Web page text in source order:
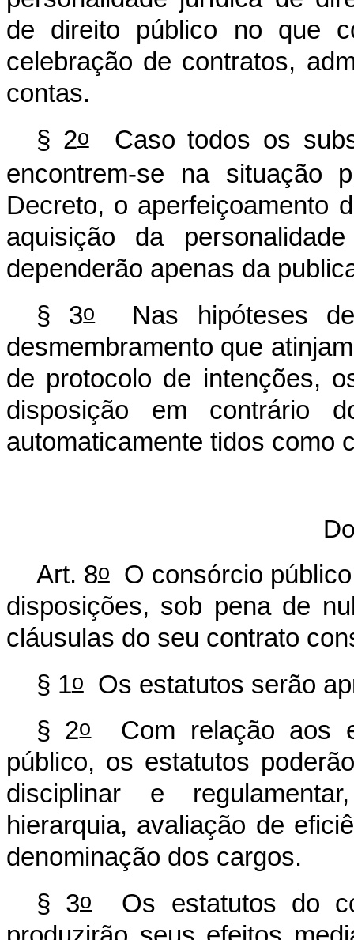
de direito público no que
celebração de contratos,
contas.
§ 2oCaso todos os
encontrem-se na situação
Decreto, o aperfeiçoamento
aquisição da
dependerão apenas da
§ 3oNas hipóteses de
desmembramento que
de protocolo de intenções,
disposição em contrário
automaticamente tidos como
Art. 8oO consórcio público
disposições, sob pena de
cláusulas do seu contrato
§ 1oOs estatutos serão
§ 2oCom relação aos
público, os estatutos
disciplinar e
hierarquia, avaliação de
denominação dos cargos.
§ 3o
Os estatutos do